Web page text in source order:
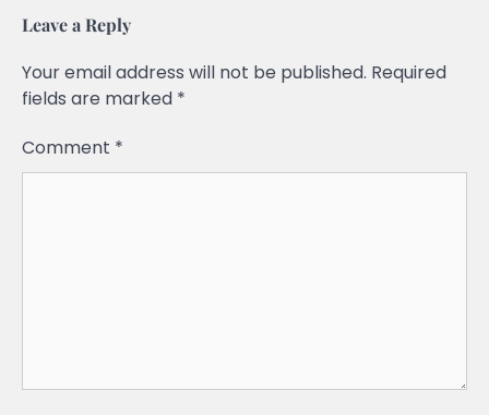
Leave a Reply
Your email address will not be published. Required
fields are marked *
Comment *